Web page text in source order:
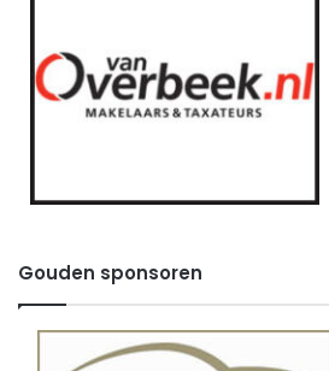
Gouden sponsoren